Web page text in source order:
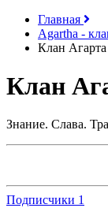
Главная
Аgartha -
Клан
Клан
Знание. Слава.
Подписчики 1